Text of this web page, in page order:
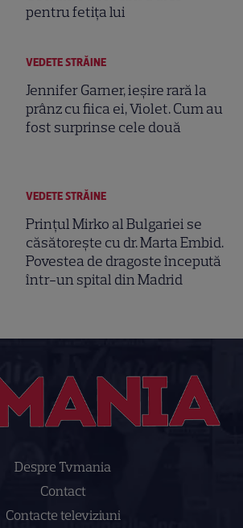
pentru fetița lui
VEDETE STRĂINE
Jennifer Garner, ieșire rară la
prânz cu fiica ei, Violet. Cum au
fost surprinse cele două
VEDETE STRĂINE
Prințul Mirko al Bulgariei se
căsătorește cu dr. Marta Embid.
Povestea de dragoste începută
într-un spital din Madrid
Despre Tvmania
Contact
Contacte televiziuni